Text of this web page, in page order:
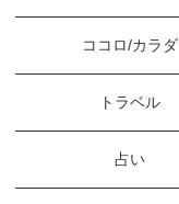
ココロ/カラダ
トラベル
占い